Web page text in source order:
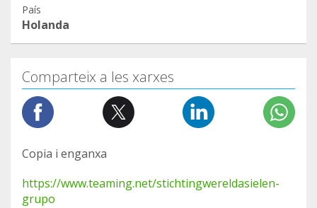
País
Holanda
Comparteix a les xarxes
Copia i enganxa
https://www.teaming.net/stichtingwereldasielen-
grupo